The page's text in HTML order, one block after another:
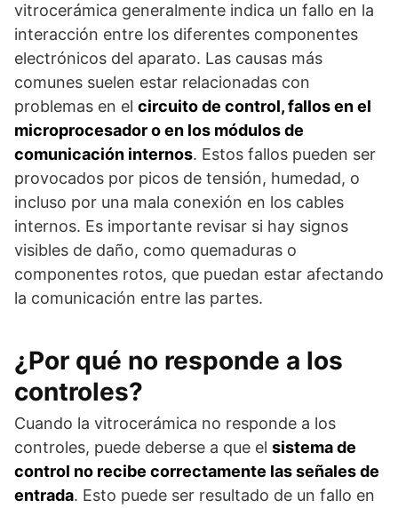
vitrocerámica generalmente indica un fallo en la
interacción entre los diferentes componentes
electrónicos del aparato. Las causas más
comunes suelen estar relacionadas con
problemas en el circuito de control, fallos en el
microprocesador o en los módulos de
comunicación internos. Estos fallos pueden ser
provocados por picos de tensión, humedad, o
incluso por una mala conexión en los cables
internos. Es importante revisar si hay signos
visibles de daño, como quemaduras o
componentes rotos, que puedan estar afectando
la comunicación entre las partes.
¿Por qué no responde a los
controles?
Cuando la vitrocerámica no responde a los
controles, puede deberse a que el sistema de
control no recibe correctamente las señales de
entrada. Esto puede ser resultado de un fallo en